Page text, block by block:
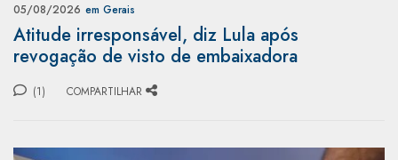
05/08/2026 em Gerais
Atitude irresponsável, diz Lula após
revogação de visto de embaixadora
(1) COMPARTILHAR